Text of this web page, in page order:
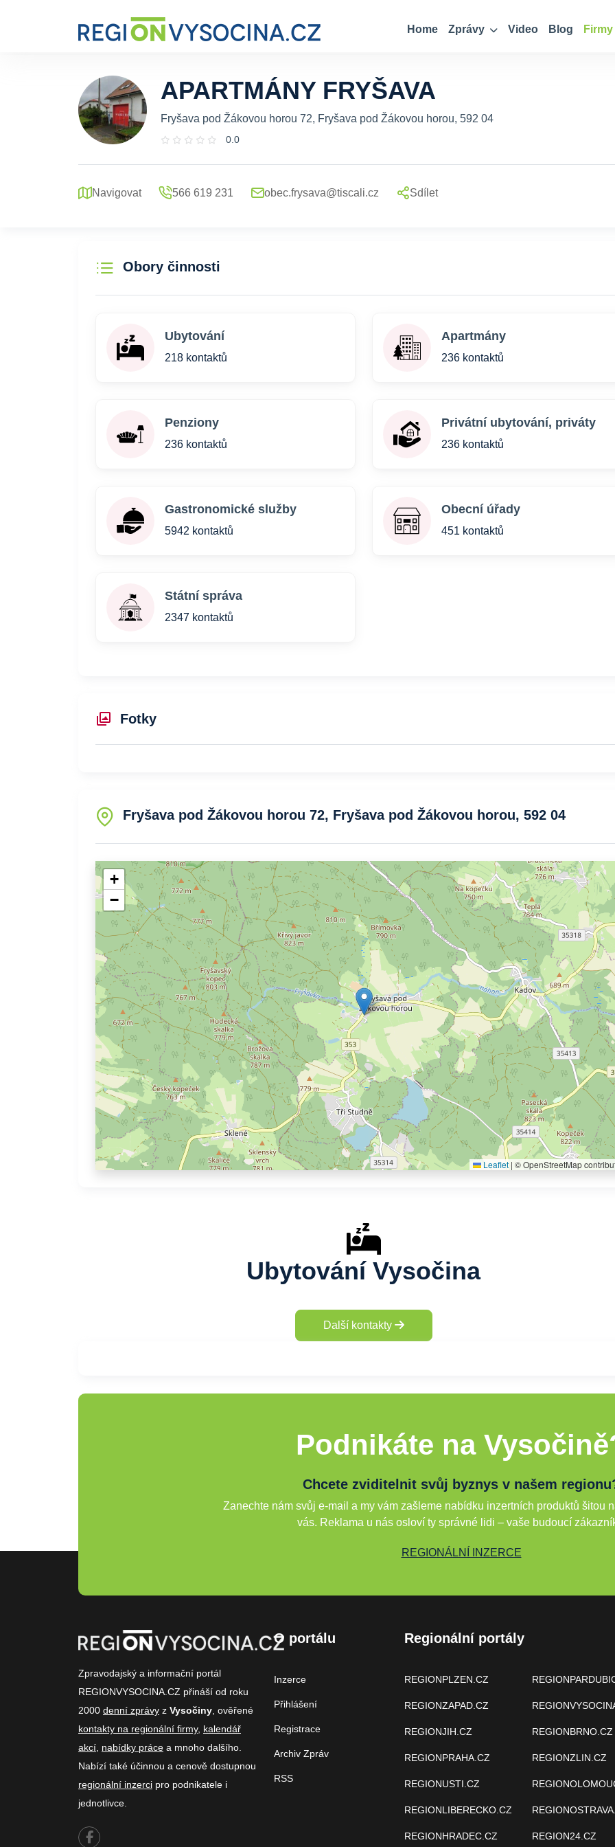
Home Zprávy Video Blog Firmy
APARTMÁNY FRYŠAVA
Fryšava pod Žákovou horou 72, Fryšava pod Žákovou horou, 592 04
0.0
Navigovat 566 619 231 obec.frysava@tiscali.cz Sdílet
Obory činnosti
Ubytování
218 kontaktů
Apartmány
236 kontaktů
Penziony
236 kontaktů
Privátní ubytování, priváty
236 kontaktů
Gastronomické služby
5942 kontaktů
Obecní úřady
451 kontaktů
Státní správa
2347 kontaktů
Fotky
Fryšava pod Žákovou horou 72, Fryšava pod Žákovou horou, 592 04
+
−
Leaflet | © OpenStreetMap
Ubytování Vysočina
Další kontakty
Podnikáte na
Chcete zviditelnit svůj byznys v našem
Zanechte nám svůj e-mail a my vám zašleme nabídku inzertních produktů šitou
vás. Reklama u nás osloví ty správné lidi – vaše budoucí
REGIONÁLNÍ INZERCE
Zpravodajský a informační portál
REGIONVYSOCINA.CZ přináší od roku
2000 denní zprávy z Vysočiny , ověřené
kontakty na regionální firmy, kalendář
akcí nabídky práce a mnoho dalšího.
Nabízí také účinnou a cenově dostupnou
regionální inzerci pro podnikatele i
jednotlivce.
O portálu
Inzerce
Přihlášení
Registrace
Archiv Zpráv
RSS
Regionální portály
REGIONPLZEN.CZ
REGIONZAPAD.CZ
REGIONJIH.CZ
REGIONPRAHA.CZ
REGIONUSTI.CZ
REGIONLIBERECKO.CZ
REGIONHRADEC.CZ
REGIONBRNO.CZ
REGIONZLIN.CZ
REGION24.CZ